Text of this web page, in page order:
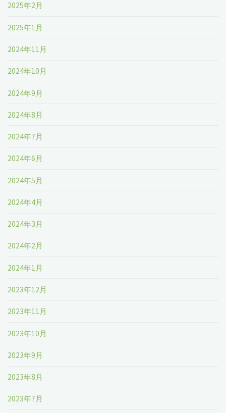
2025年2月
2025年1月
2024年11月
2024年10月
2024年9月
2024年8月
2024年7月
2024年6月
2024年5月
2024年4月
2024年3月
2024年2月
2024年1月
2023年12月
2023年11月
2023年10月
2023年9月
2023年8月
2023年7月